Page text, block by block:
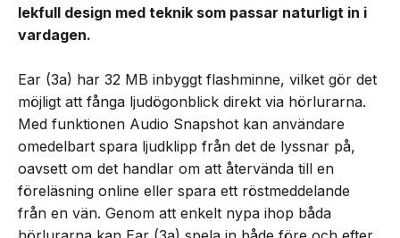
lekfull design med teknik som passar naturligt in i
vardagen.
Ear (3a) har 32 MB inbyggt flashminne, vilket gör det
möjligt att fånga ljudögonblick direkt via hörlurarna.
Med funktionen Audio Snapshot kan användare
omedelbart spara ljudklipp från det de lyssnar på,
oavsett om det handlar om att återvända till en
föreläsning online eller spara ett röstmeddelande
från en vän. Genom att enkelt nypa ihop båda